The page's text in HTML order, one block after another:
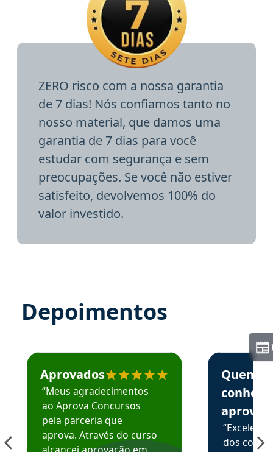
ZERO risco com a nossa garantia
de 7 dias! Nós confiamos tanto no
nosso material, que damos uma
garantia de 7 dias para você
estudar com segurança e sem
preocupações. Se você não estiver
satisfeito, devolvemos 100% do
valor investido.
Depoimentos
Estudante José recomenda o Aprova Concursos em
Aprovados
“Meus agradecimentos
ao Aprova Concursos
pela parceria que
aprova. Através do curso
Estudante
Quem
aprova
dos